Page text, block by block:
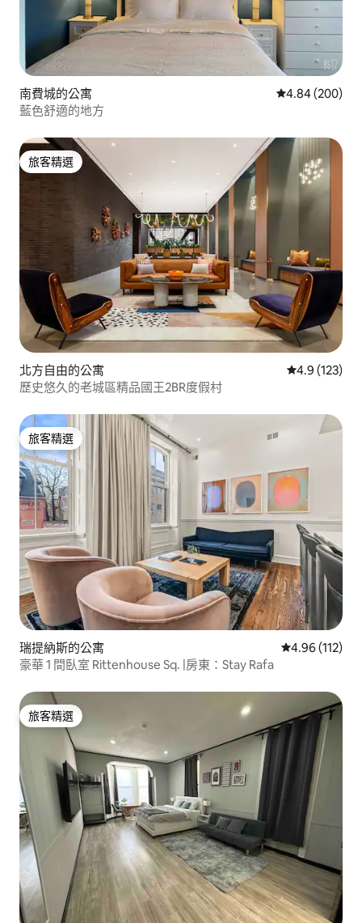
南費城的公寓 從 200 則評價
4.84 (200)
藍色舒適的地方
旅客精選
旅客精選
北方自由的公寓 從 123 則評
4.9 (123)
歷史悠久的老城區精品國王2BR度假村
旅客精選
旅客精選
瑞提納斯的公寓 從 112 則評價
4.96 (112)
豪華 1 間臥室 Rittenhouse Sq. |房東：Stay Rafa
旅客精選
旅客精選